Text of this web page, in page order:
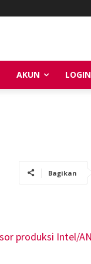
AKUN LOGIN
Bagikan